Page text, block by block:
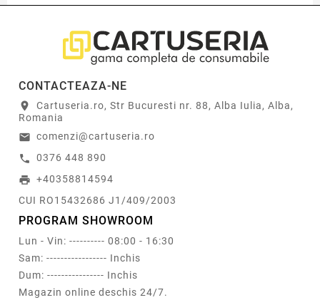
CONTACTEAZA-NE
location_on
Cartuseria.ro, Str Bucuresti nr. 88, Alba Iulia, Alba,
Romania
email comenzi@cartuseria.ro
call 0376 448 890
print +40358814594
CUI RO15432686 J1/409/2003
PROGRAM SHOWROOM
Lun - Vin: ---------- 08:00 - 16:30
Sam: ----------------- Inchis
Dum: ---------------- Inchis
Magazin online deschis 24/7.